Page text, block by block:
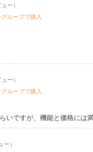
ー）
ループで購入
ー）
ループで購入
いですが、機能と価格には
ー）